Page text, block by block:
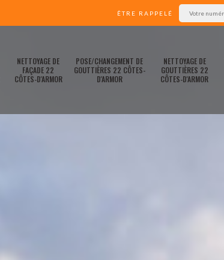
ÊTRE RAPPELÉ
NETTOYAGE DE
FAÇADE 22
CÔTES-D'ARMOR
POSE/CHANGEMENT DE
GOUTTIÈRES 22 CÔTES-
D'ARMOR
NETTOYAGE DE
GOUTTIÈRES 22
CÔTES-D'ARMOR